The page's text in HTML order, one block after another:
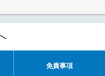
免責事項